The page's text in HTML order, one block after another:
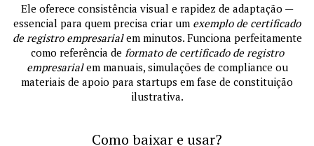
Ele oferece consistência visual e rapidez de adaptação —
essencial para quem precisa criar um exemplo de certificado
de registro empresarialem minutos. Funciona perfeitamente
como referência de formato de certificado de registro
empresarialem manuais, simulações de compliance ou
materiais de apoio para startups em fase de constituição
ilustrativa.
Como baixar e usar?